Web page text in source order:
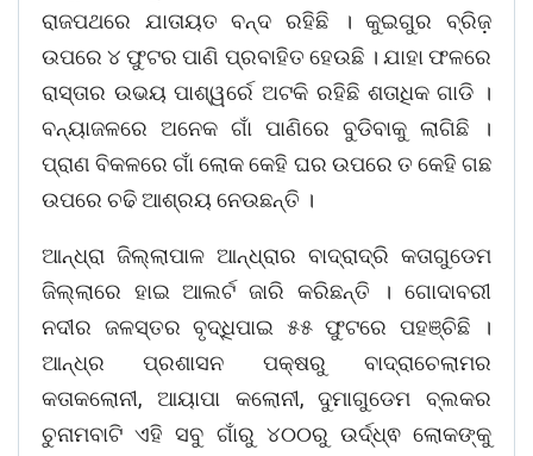
ରାଜପଥରେ ଯାତାୟତ ବନ୍ଦ ରହିଛି । କୁଇଗୁର ବ୍ରିଜ଼
ଉପରେ ୪ ଫୁଟର ପାଣି ପ୍ରବାହିତ ହେଉଛି । ଯାହା ଫଳରେ
ରାସ୍ତାର ଉଭୟ ପାଶ୍ୱର୍ରେ ଅଟକି ରହିଛି ଶତାଧିକ ଗାଡି ।
ବନ୍ୟାଜଳରେ ଅନେକ ଗାଁ ପାଣିରେ ବୁଡିବାକୁ ଲାଗିଛି ।
ପ୍ରାଣ ବିକଳରେ ଗାଁ ଲୋକ କେହି ଘର ଉପରେ ତ କେହି ଗଛ
ଉପରେ ଚଢି ଆଶ୍ରୟ ନେଉଛନ୍ତି ।
ଆନ୍ଧ୍ରା ଜିଲ୍ଲାପାଳ ଆନ୍ଧ୍ରାର ବାଦ୍ରାଦ୍ରି କତାଗୁଡେମ
ଜିଲ୍ଲାରେ ହାଇ ଆଲର୍ଟ ଜାରି କରିଛନ୍ତି । ଗୋଦାବରୀ
ନଦୀର ଜଳସ୍ତର ବୃଦ୍ଧିପାଇ ୫୫ ଫୁଟରେ ପହଞ୍ଚିଛି ।
ଆନ୍ଧ୍ର ପ୍ରଶାସନ ପକ୍ଷରୁ ବାଦ୍ରାଚେଲାମର
କତାକଲୋନୀ, ଆୟାପା କଲୋନୀ, ଦୁମାଗୁଡେମ ବ୍ଲକର
ଚୁନାମବାଟି ଏହି ସବୁ ଗାଁରୁ ୪୦୦ରୁ ଉର୍ଦ୍ଧ୍ଵ ଲୋକଙ୍କୁ